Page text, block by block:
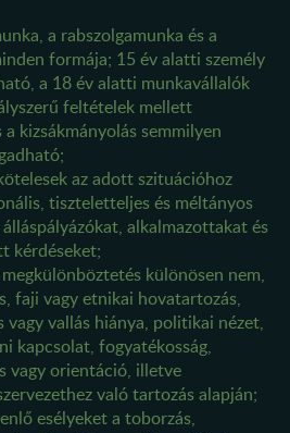
a rabszolgamunka és a
formája; 15 év alatti személy
a 18 év alatti munkavállalók
feltételek mellett
a kizsákmányolás semmilyen
az adott szituációhoz
tiszteletteljes és méltányos
alkalmazottakat és
kérdéseket;
megkülönböztetés különösen nem,
faji vagy etnikai hovatartozás,
vagy vallás hiánya, politikai nézet,
kapcsolat, fogyatékosság,
vagy orientáció, illetve
való tartozás alapján;
esélyeket a toborzás,